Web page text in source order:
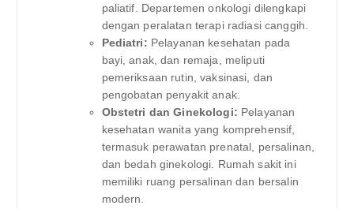
paliatif. Departemen onkologi dilengkapi
dengan peralatan terapi radiasi canggih.
Pediatri: Pelayanan kesehatan pada
bayi, anak, dan remaja, meliputi
pemeriksaan rutin, vaksinasi, dan
pengobatan penyakit anak.
Obstetri dan Ginekologi: Pelayanan
kesehatan wanita yang komprehensif,
termasuk perawatan prenatal, persalinan,
dan bedah ginekologi. Rumah sakit ini
memiliki ruang persalinan dan bersalin
modern.